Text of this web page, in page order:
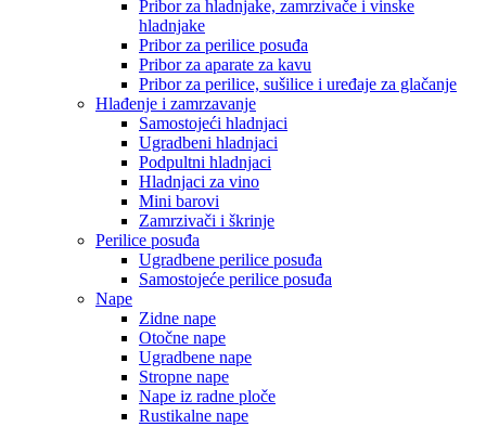
Pribor za hladnjake, zamrzivače i vinske
hladnjake
Pribor za perilice posuđa
Pribor za aparate za kavu
Pribor za perilice, sušilice i uređaje za glačanje
Hlađenje i zamrzavanje
Samostojeći hladnjaci
Ugradbeni hladnjaci
Podpultni hladnjaci
Hladnjaci za vino
Mini barovi
Zamrzivači i škrinje
Perilice posuđa
Ugradbene perilice posuđa
Samostojeće perilice posuđa
Nape
Zidne nape
Otočne nape
Ugradbene nape
Stropne nape
Nape iz radne ploče
Rustikalne nape